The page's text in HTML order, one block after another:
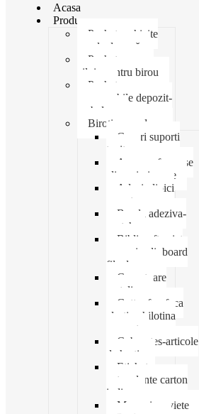
Acasa
Produse
Pachet rechizite
școala de vară
Pachet necesar
zilnic pentru birou
Pachet
consumabile depozit-
ambalare
Birotica-produse
Cosuri suporti
tavite
Ace agrafe capse
clipsuri pioneze
Adeziv lipici
corectoare
Banda adeziva-
scotch
Biblioraft caiet
mecanic clipboard
file dosare
Capsatoare
metalice
Cutter foarfeca
elastic ghilotina
magnet
Cub notes-articole
de hartie
Etichete
autocolante carton
indigo
Mape si serviete